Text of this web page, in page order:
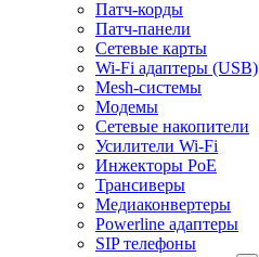
Патч-корды
Патч-панели
Сетевые карты
Wi-Fi адаптеры (USB)
Mesh-системы
Модемы
Сетевые накопители
Усилители Wi-Fi
Инжекторы PoE
Трансиверы
Медиаконвертеры
Powerline адаптеры
SIP телефоны